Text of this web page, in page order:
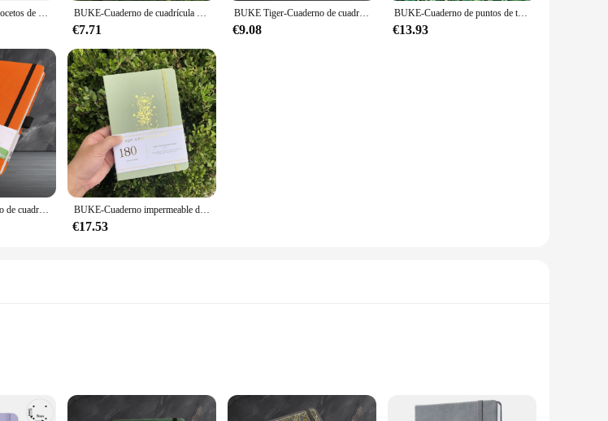
BUKE-Cuaderno de bocetos de tamaño cuadrado, cuaderno de acuarela de 80 páginas, papel Bmaboo grueso de 180gsm, cubierta dura de tela de algodón BUKE-Cuaderno de cuadrícula de puntos Bullet, tamaño de viaje de bolsillo, papel blanco grueso 160gsm de bambú, 112 páginas, cuadrícula de puntos de 5x5mm
€7.71
BUKE Tiger-Cuaderno de cuadrícula de puntos, libreta de papel grueso de 160gsm, 160 páginas numeradas, diseños de cuadrícula de puntos de 5x5mm
€9.08
BUKE-Cuaderno de puntos de tapa dura púrpura claro de mariposa, papel de bambú 160gsm, cuadrícula de puntos, diario, 160 páginas, 5x5mm, cuadrícula de puntos
€13.93
BUKE Tiger-Cuaderno de cuadrícula de puntos, libreta de papel grueso de 160gsm, 160 páginas numeradas, diseños de cuadrícula de puntos de 5x5mm BUKE-Cuaderno impermeable de piel sintética con puntos, libreta con tapa dura A5, acuarela, 5x5MM, 180gsm, papel de bambú, Página de cuadrícula de puntos
€17.53